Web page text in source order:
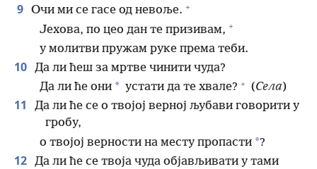
9 Очи ми се гасе од невоље. +
Јехова, по цео дан те призивам, +
у молитви пружам руке према теби.
10 Да ли ћеш за мртве чинити чуда?
Да ли ће они * устати да те хвале? + (Села)
11
Да ли ће се о твојој верној љубави говорити у
гробу,
о твојој верности на месту пропасти *?
12 Да ли ће се твоја чуда објављивати у тами